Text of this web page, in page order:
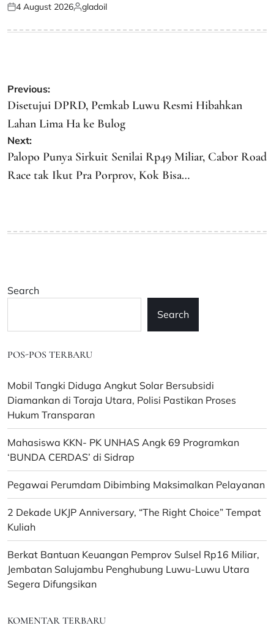
Posted
4 August 2026Posted
gladoil
Post
navigation
Previous:
Disetujui DPRD, Pemkab Luwu Resmi Hibahkan
Lahan Lima Ha ke Bulog
Next:
Palopo Punya Sirkuit Senilai Rp49 Miliar, Cabor Road
Race tak Ikut Pra Porprov, Kok Bisa…
Search
Search
POS-POS TERBARU
Mobil Tangki Diduga Angkut Solar Bersubsidi
Diamankan di Toraja Utara, Polisi Pastikan Proses
Hukum Transparan
Mahasiswa KKN- PK UNHAS Angk 69 Programkan
‘BUNDA CERDAS’ di Sidrap
Pegawai Perumdam Dibimbing Maksimalkan Pelayanan
2 Dekade UKJP Anniversary, “The Right Choice” Tempat
Kuliah
Berkat Bantuan Keuangan Pemprov Sulsel Rp16 Miliar,
Jembatan Salujambu Penghubung Luwu-Luwu Utara
Segera Difungsikan
KOMENTAR TERBARU